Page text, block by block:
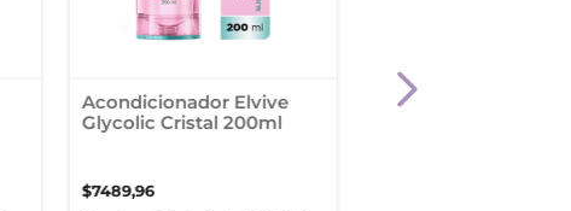
Acondicionador Elvive
Glycolic Cristal 200ml
$7489,96
Acondicionador